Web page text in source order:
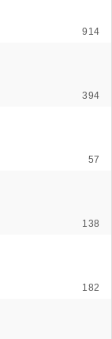
914
394
57
138
182